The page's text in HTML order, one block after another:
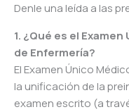
Denle una leída a las
1. ¿Qué es el
de Enfermería?
El Examen Único
la unificación de la
examen escrito (a